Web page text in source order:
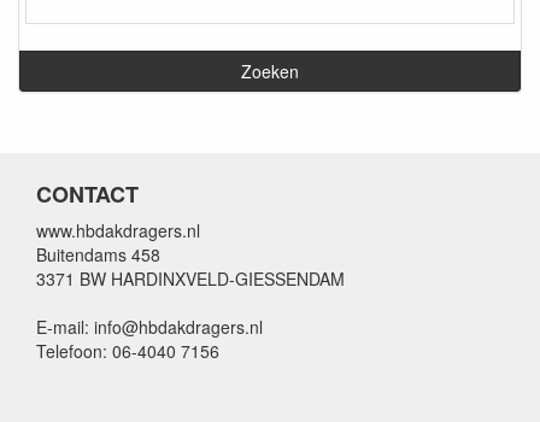
CONTACT
www.hbdakdragers.nl
Buitendams 458
3371 BW HARDINXVELD-GIESSENDAM
E-mail: info@hbdakdragers.nl
Telefoon: 06-4040 7156